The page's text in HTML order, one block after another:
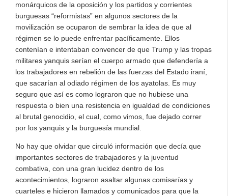
monárquicos de la oposición y los partidos y corrientes
burguesas “reformistas” en algunos sectores de la
movilización se ocuparon de sembrar la idea de que al
régimen se lo puede enfrentar pacíficamente. Ellos
contenían e intentaban convencer de que Trump y las tropas
militares yanquis serían el cuerpo armado que defendería a
los trabajadores en rebelión de las fuerzas del Estado iraní,
que sacarían al odiado régimen de los ayatolas. Es muy
seguro que así es como lograron que no hubiese una
respuesta o bien una resistencia en igualdad de condiciones
al brutal genocidio, el cual, como vimos, fue dejado correr
por los yanquis y la burguesía mundial.
No hay que olvidar que circuló información que decía que
importantes sectores de trabajadores y la juventud
combativa, con una gran lucidez dentro de los
acontecimientos, lograron asaltar algunas comisarías y
cuarteles e hicieron llamados y comunicados para que la